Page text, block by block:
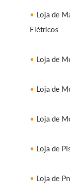
Loja de
Elétricos
Loja de
Loja de
Loja de
Loja de
Loja de